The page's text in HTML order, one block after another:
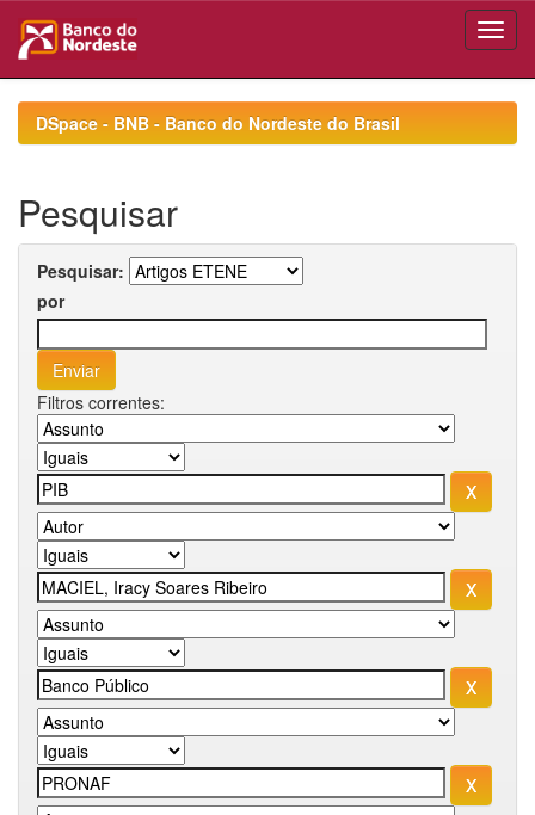
navigationDSpace - BNB - Banco do Nordeste do Brasil
Pesquisar
Pesquisar:
por
Filtros correntes: